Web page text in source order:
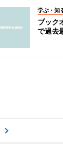
学ぶ・知
ブック
で過去